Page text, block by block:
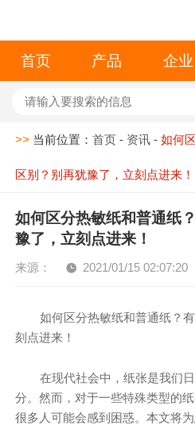
首页 产品 企业
>> 当前位置：首页 - 资讯 -如何
区别？别再犹豫了，立刻点进来！
如何区分热敏纸和普通纸
豫了，立刻点进来！
来源： 2021/01/15 02:07:20
如何区分热敏纸和普通纸？
刻点进来！
在现代社会中，纸张是我们
分。然而，对于一些特殊类型的
很多人可能会感到困惑。本文将